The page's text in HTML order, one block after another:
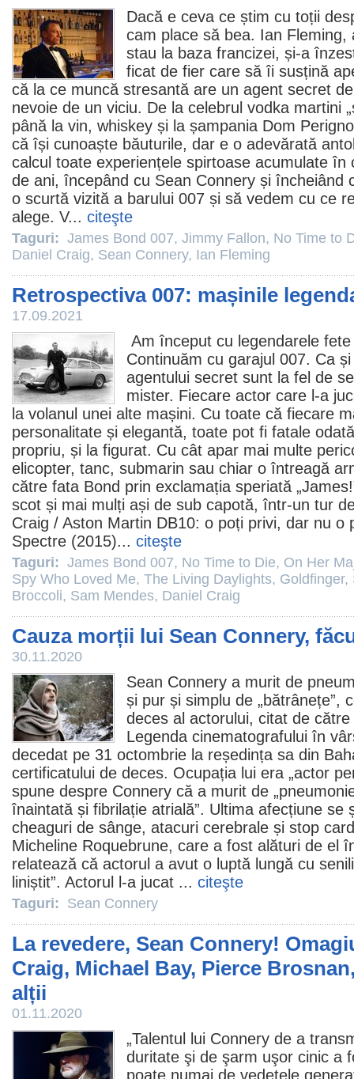
Dacă e ceva ce știm cu toții
cam place să bea. Ian Fleming,
stau la baza francizei, și-a
ficat de fier care să îi susțină
că la ce muncă stresantă are un agent secret
nevoie de un viciu. De la celebrul vodka martini
până la vin, whiskey și la șampania Dom
că își cunoaște băuturile, dar e o adevărată
calcul toate experiențele spirtoase acumulate în
de ani, începând cu Sean Connery și încheiând
o scurtă vizită a barului 007 și să vedem cu ce
alege. V... citeşte
Taguri: James Bond 007, Jimmy Fallon, No Time to
Daniel Craig, Sean Connery, Ian Fleming
Retrospectiva 007: mașinile
17.09.2021
Am început cu legendarele
Continuăm cu garajul 007. Ca
agentului secret sunt la fel de
mister. Fiecare actor care l-a
la volanul unei alte mașini. Cu toate că fiecare
personalitate și elegantă, toate pot fi fatale
propriu, și la figurat. Cu cât apar mai multe
elicopter, tanc, submarin sau chiar o întreagă
către fata Bond prin exclamația speriată
scot și mai mulți ași de sub capotă, într-un tur
Craig / Aston Martin DB10: o poți privi, dar nu o
Spectre (2015)... citeşte
Taguri: James Bond 007, No Time to Die, On Her
Spy Who Loved Me, The Living Daylights, Goldfinger,
Broccoli, Sam Mendes, Daniel Craig
Cauza morții lui Sean Connery,
30.11.2020
Sean Connery a murit de
și pur și simplu de „bătrânețe”,
deces al actorului, citat de
Legenda cinematografului în
decedat pe 31 octombrie la reședința sa din
certificatului de deces. Ocupația lui era „actor
spune despre Connery că a murit de
înaintată și fibrilație atrială”. Ultima afecțiune se
cheaguri de sânge, atacuri cerebrale și stop
Micheline Roquebrune, care a fost alături de el
relatează că actorul a avut o luptă lungă cu
liniștit”. Actorul l-a jucat ... citeşte
Taguri: Sean Connery
La revedere, Sean Connery!
Craig, Michael Bay, Pierce
alții
01.11.2020
„Talentul lui Connery de a
duritate şi de şarm uşor cinic a
poate numai de vedetele